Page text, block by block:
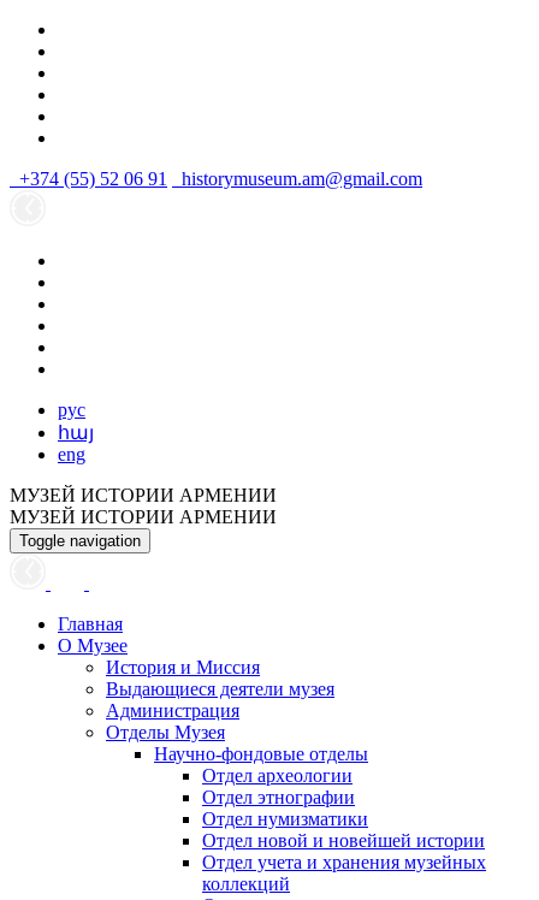
+374 (55) 52 06 91 historymuseum.am@gmail.com
рус
հայ
eng
МУЗЕЙ ИСТОРИИ АРМЕНИИ
МУЗЕЙ ИСТОРИИ АРМЕНИИ
Toggle navigation
Главная
О Музее
История и Миссия
Выдающиеся деятели музея
Администрация
Отделы Музея
Научно-фондовые отделы
Отдел археологии
Отдел этнографии
Отдел нумизматики
Отдел новой и новейшей истории
Отдел учета и хранения музейных
коллекций